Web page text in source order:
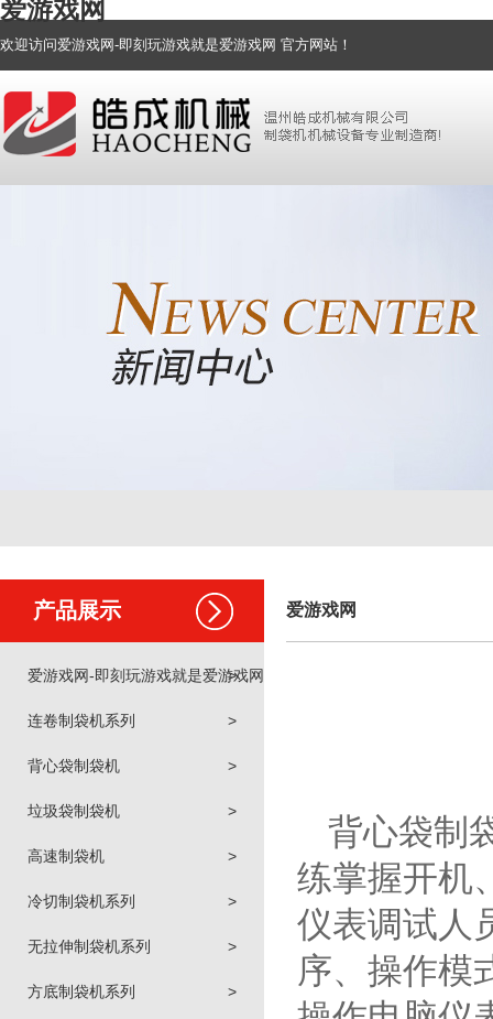
爱游戏网
欢迎访问爱游戏网-即刻玩游戏就是爱游戏网 官方网站！
产品展示
爱游戏网-即刻玩游戏就是爱游戏网
>
连卷制袋机系列 >
背心袋制袋机 >
垃圾袋制袋机 >
高速制袋机 >
冷切制袋机系列 >
无拉伸制袋机系列 >
方底制袋机系列 >
爱游戏网
背心袋制
练掌握开机
仪表调试人
序、操作模